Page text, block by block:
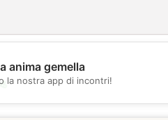
anima gemella
la nostra app di incontri!